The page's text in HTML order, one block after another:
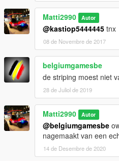
Matti2990 Autor
@kastiop5444445 tnx
08 de Novembre de 2017
belgiumgamesbe
de striping moest niet
28 de Juliol de 2019
Matti2990 Autor
@belgiumgamesbe
nagemaakt van een
14 de Desembre de 2020